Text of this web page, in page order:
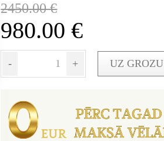
2450.00€
980.00€
- + UZ GROZU